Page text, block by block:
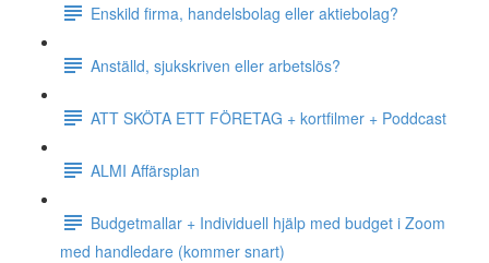
Enskild firma, handelsbolag eller aktiebolag?
Anställd, sjukskriven eller arbetslös?
ATT SKÖTA ETT FÖRETAG + kortfilmer + Poddcast
ALMI Affärsplan
Budgetmallar + Individuell hjälp med budget i Zoom
med handledare (kommer snart)